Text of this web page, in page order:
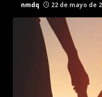
nmdq 22 de mayo de